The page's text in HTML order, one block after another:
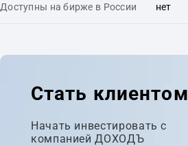
Доступны на бирже в России нет
Стать клиентом
Начать инвестировать с
компанией ДОХОДЪ